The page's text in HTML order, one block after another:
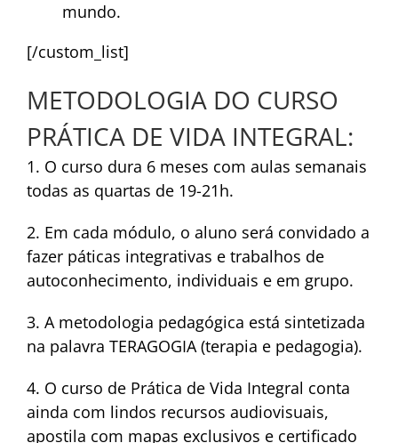
mundo.
[/custom_list]
METODOLOGIA DO CURSO
PRÁTICA DE VIDA INTEGRAL:
1. O curso dura 6 meses com aulas semanais
todas as quartas de 19-21h.
2. Em cada módulo, o aluno será convidado a
fazer páticas integrativas e trabalhos de
autoconhecimento, individuais e em grupo.
3. A metodologia pedagógica está sintetizada
na palavra TERAGOGIA (terapia e pedagogia).
4. O curso de Prática de Vida Integral conta
ainda com lindos recursos audiovisuais,
apostila com mapas exclusivos e certificado